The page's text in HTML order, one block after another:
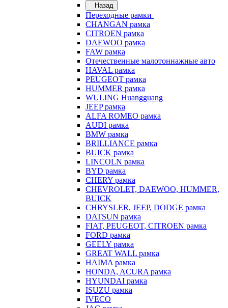
Назад
Переходные рамки
CHANGAN рамка
CITROEN рамка
DAEWOO рамка
FAW рамка
Отечественные малотоннажные авто
HAVAL рамка
PEUGEOT рамка
HUMMER рамка
WULING Huangguang
JEEP рамка
ALFA ROMEO рамка
AUDI рамка
BMW рамка
BRILLIANCE рамка
BUICK рамка
LINCOLN рамка
BYD рамка
CHERY рамка
CHEVROLET, DAEWOO, HUMMER,
BUICK
CHRYSLER, JEEP, DODGE рамка
DATSUN рамка
FIAT, PEUGEOT, CITROEN рамка
FORD рамка
GEELY рамка
GREAT WALL рамка
HAIMA рамка
HONDA, ACURA рамка
HYUNDAI рамка
ISUZU рамка
IVECO